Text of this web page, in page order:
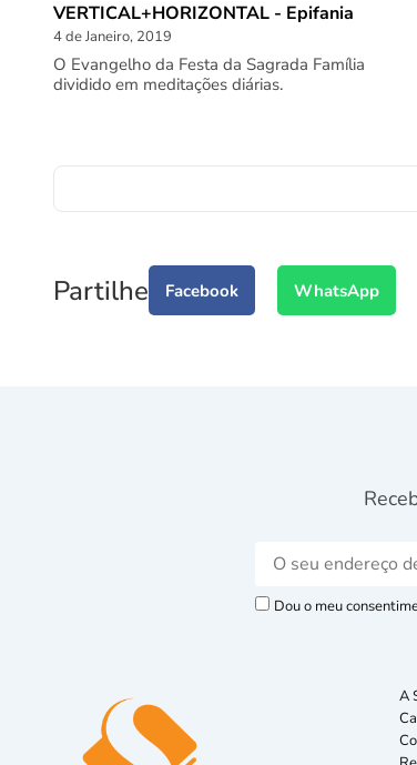
VERTICAL+HORIZONTAL - Epifania
4 de Janeiro, 2019
O Evangelho da Festa da Sagrada Família
dividido em meditações diárias.
Partilhe Facebook WhatsApp
Dou o meu
A